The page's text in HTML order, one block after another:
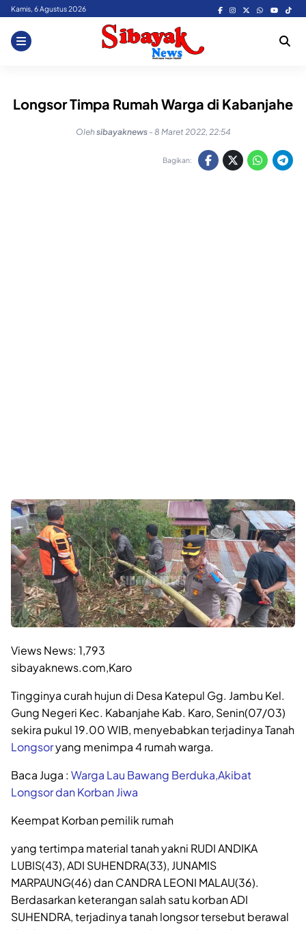
Skip
content
Kamis, 6 Agustus 2026
Longsor Timpa Rumah Warga di Kabanjahe
Olehsibayaknews - 8 Maret 2022, 22:54
Bagikan:
Views News: 1,793
sibayaknews.com,Karo
Tingginya curah hujun di Desa Katepul Gg. Jambu Kel.
Gung Negeri Kec. Kabanjahe Kab. Karo, Senin(07/03)
sekira pukul 19.00 WIB, menyebabkan terjadinya Tanah
Longsoryang menimpa 4 rumah warga.
Baca Juga : Warga Lau Bawang Berduka,Akibat
Longsor dan Korban Jiwa
Keempat Korban pemilik rumah
yang tertimpa material tanah yakni RUDI ANDIKA
LUBIS(43), ADI SUHENDRA(33), JUNAMIS
MARPAUNG(46) dan CANDRA LEONI MALAU(36).
Berdasarkan keterangan salah satu korban ADI
SUHENDRA, terjadinya tanah longsor tersebut berawal